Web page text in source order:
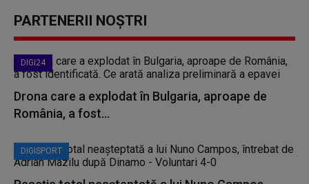
PARTENERII NOȘTRI
DIGI24
Drona care a explodat în Bulgaria, aproape de
România, a fost...
DIGISPORT